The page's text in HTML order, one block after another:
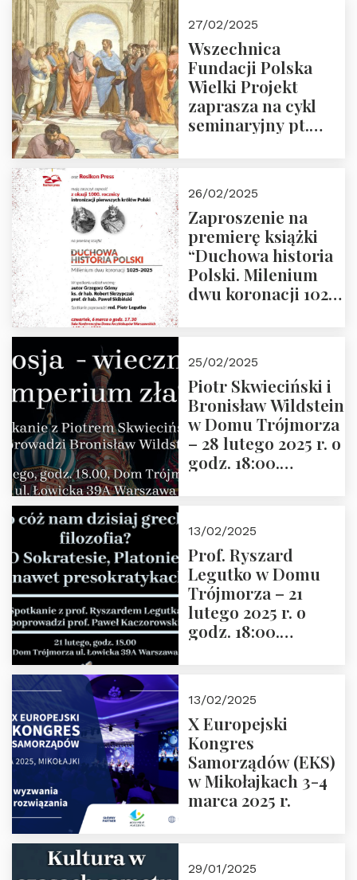
27/02/2025
Wszechnica
Fundacji Polska
Wielki Projekt
zaprasza na cykl
seminaryjny pt.
26/02/2025
Zaproszenie na
premierę książki
“Duchowa historia
Polski. Milenium
dwu koronacji 1025-
2025 r. godz. 17:30,
DAW ul. Miodowa
17/19
25/02/2025
Piotr Skwieciński i
Bronisław Wildstein
w Domu Trójmorza
– 28 lutego 2025 r. o
godz. 18:00.
13/02/2025
Prof. Ryszard
Legutko w Domu
Trójmorza – 21
lutego 2025 r. o
godz. 18:00.
Zapraszamy
13/02/2025
X Europejski
Kongres
Samorządów (EKS)
w Mikołajkach 3-4
marca 2025 r.
29/01/2025